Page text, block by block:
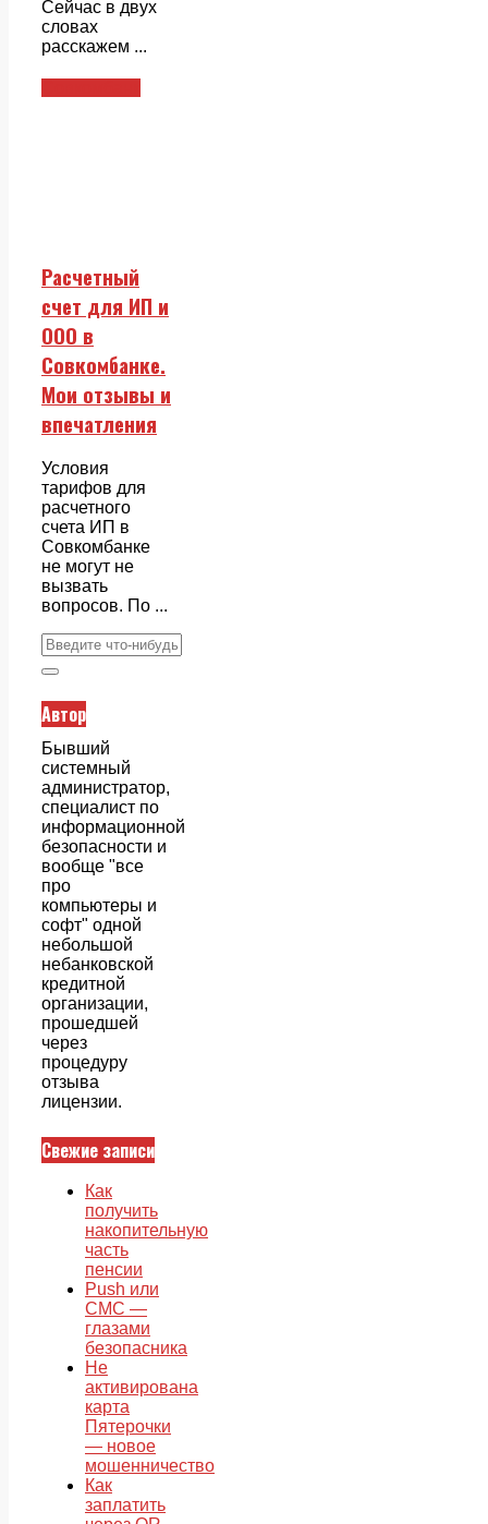
Сейчас в двух
словах
расскажем ...
Расчетный
счет для ИП и
ООО в
Совкомбанке.
Мои отзывы и
впечатления
Условия
тарифов для
расчетного
счета ИП в
Совкомбанке
не могут не
вызвать
вопросов. По ...
Автор
Бывший
системный
администратор,
специалист по
информационной
безопасности и
вообще "все
про
компьютеры и
софт" одной
небольшой
небанковской
кредитной
организации,
прошедшей
через
процедуру
отзыва
лицензии.
Свежие записи
Как
получить
накопительную
часть
пенсии
Push или
СМС —
глазами
безопасника
Не
активирована
карта
Пятерочки
— новое
мошенничество
Как
заплатить